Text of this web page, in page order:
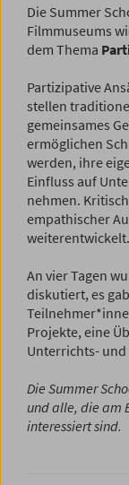
Die Summer
Filmmuseums
dem Thema
Partizipative
stellen
gemeinsames
ermöglichen
werden, ihre
Einfluss auf
nehmen.
empathischer
weiterentwickelt.
An vier Tagen
diskutiert, es
Projekte, eine
Unterrichts-
Die Summer
und alle, die am
interessiert sind.